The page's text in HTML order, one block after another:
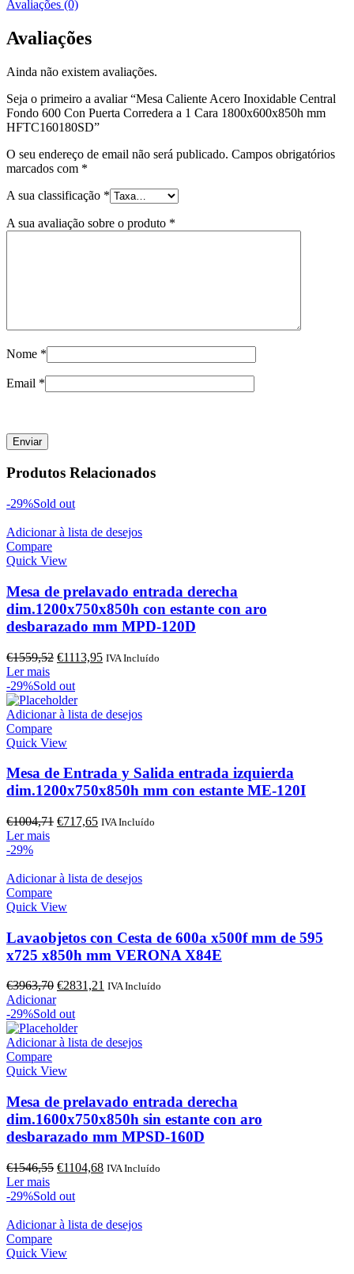
Avaliações (0)
Avaliações
Ainda não existem avaliações.
Seja o primeiro a avaliar “Mesa Caliente Acero Inoxidable Central
Fondo 600 Con Puerta Corredera a 1 Cara 1800x600x850h mm
HFTC160180SD”
O seu endereço de email não será publicado. Campos obrigatórios
marcados com *
A sua classificação *
A sua avaliação sobre o produto *
Nome *
Email *
Produtos Relacionados
-29%Sold out
Adicionar à lista de desejos
Compare
Quick View
Mesa de prelavado entrada derecha
dim.1200x750x850h con estante con aro
desbarazado mm MPD-120D
€1559,52 O
original
era:
€1559,52.
€1113,95O
€1113,95.
IVA Incluído
Ler mais
-29%Sold out
Adicionar à lista de desejos
Compare
Quick View
Mesa de Entrada y Salida entrada izquierda
dim.1200x750x850h mm con estante ME-120I
€1004,71 O
€1004,71.
€717,65O
€717,65.
IVA Incluído
Ler mais
-29%
Adicionar à lista de desejos
Compare
Quick View
Lavaobjetos con Cesta de 600a x500f mm de 595
x725 x850h mm VERONA X84E
€3963,70 O
preço
original
era:
€3963,70.
€2831,21 O
€2831,21.
IVA Incluído
Adicionar
-29%Sold out
Adicionar à lista de desejos
Compare
Quick View
Mesa de prelavado entrada derecha
dim.1600x750x850h sin estante con aro
desbarazado mm MPSD-160D
€1546,55 O
original
€1546,55.
€1104,68O
€1104,68.
IVA Incluído
Ler mais
-29%Sold out
Adicionar à lista de desejos
Compare
Quick View